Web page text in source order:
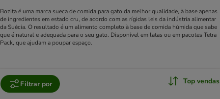
Bozita é uma marca sueca de comida para gato da melhor qualidade, à base apenas
de ingredientes em estado cru, de acordo com as rígidas leis da indústria alimentar
da Suécia. O resultado é um alimento completo à base de comida húmida que sabe
que é natural e adequada para o seu gato. Disponível em latas ou em pacotes Tetra
Pack, que ajudam a poupar espaço.
Filtrar por Top vendas